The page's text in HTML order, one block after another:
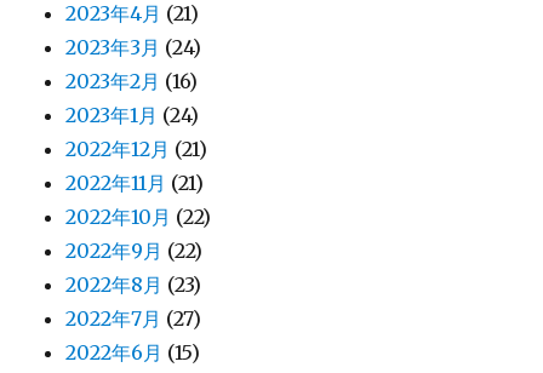
2023年4月 (21)
2023年3月 (24)
2023年2月 (16)
2023年1月 (24)
2022年12月 (21)
2022年11月 (21)
2022年10月 (22)
2022年9月 (22)
2022年8月 (23)
2022年7月 (27)
2022年6月 (15)